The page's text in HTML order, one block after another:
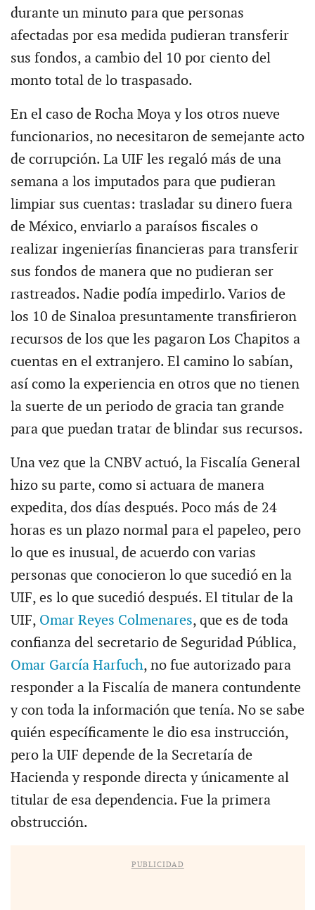
durante un minuto para que personas
afectadas por esa medida pudieran transferir
sus fondos, a cambio del 10 por ciento del
monto total de lo traspasado.
En el caso de Rocha Moya y los otros nueve
funcionarios, no necesitaron de semejante acto
de corrupción. La UIF les regaló más de una
semana a los imputados para que pudieran
limpiar sus cuentas: trasladar su dinero fuera
de México, enviarlo a paraísos fiscales o
realizar ingenierías financieras para transferir
sus fondos de manera que no pudieran ser
rastreados. Nadie podía impedirlo. Varios de
los 10 de Sinaloa presuntamente transfirieron
recursos de los que les pagaron Los Chapitos a
cuentas en el extranjero. El camino lo sabían,
así como la experiencia en otros que no tienen
la suerte de un periodo de gracia tan grande
para que puedan tratar de blindar sus recursos.
Una vez que la CNBV actuó, la Fiscalía General
hizo su parte, como si actuara de manera
expedita, dos días después. Poco más de 24
horas es un plazo normal para el papeleo, pero
lo que es inusual, de acuerdo con varias
personas que conocieron lo que sucedió en la
UIF, es lo que sucedió después. El titular de la
UIF, Omar Reyes Colmenares, que es de toda
confianza del secretario de Seguridad Pública,
Omar García Harfuch, no fue autorizado para
responder a la Fiscalía de manera contundente
y con toda la información que tenía. No se sabe
quién específicamente le dio esa instrucción,
pero la UIF depende de la Secretaría de
Hacienda y responde directa y únicamente al
titular de esa dependencia. Fue la primera
obstrucción.
PUBLICIDAD